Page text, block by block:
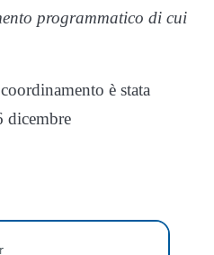
programmatico di cui
è stata
dicembre